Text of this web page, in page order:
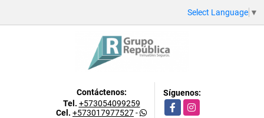
Select Language ▼
Contáctenos:
Tel. +573054099259
Cel. +573017977527-
Síguenos:
FacebookInstagram